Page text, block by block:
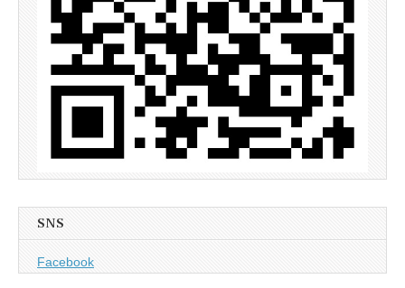
SNS
Facebook